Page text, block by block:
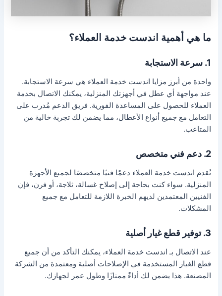
ما هي أهمية اندست خدمة العملاء؟
1. سرعة الاستجابة
واحدة من أبرز مزايا اندست خدمة العملاء هي سرعة الاستجابة.
عند مواجهة أي عطل في أجهزتك المنزلية، يمكنك الاتصال بخدمة
العملاء للحصول على المساعدة الفورية. فريق الدعم مُدرب على
التعامل مع جميع أنواع الأعطال، مما يضمن لك تجربة خالية من
المتاعب.
2. دعم فني متخصص
تُقدم اندست خدمة العملاء دعمًا فنيًا متخصصًا لجميع الأجهزة
المنزلية. سواء كنت بحاجة إلى إصلاح غسالة، ثلاجة، أو فرن، فإن
الفنيين المعتمدين لديهم الخبرة اللازمة للتعامل مع جميع
المشكلات.
3. توفير قطع غيار أصلية
عند الاتصال بـ اندست خدمة العملاء، يمكنك التأكد من أن جميع
قطع الغيار المستخدمة في الإصلاحات أصلية ومعتمدة من الشركة
المصنعة. هذا يضمن لك أداءً ممتازًا وطول عمر لجهازك.